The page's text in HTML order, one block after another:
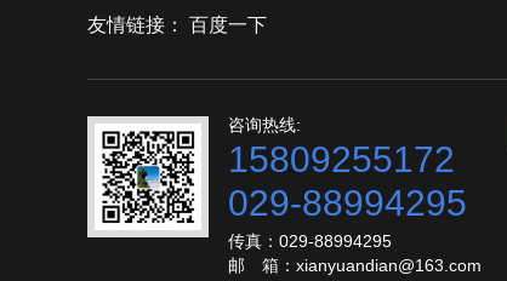
友情链接： 百度一下
咨询热线:
15809255172
029-88994295
传真：029-88994295
邮 箱：xianyuandian@163.com